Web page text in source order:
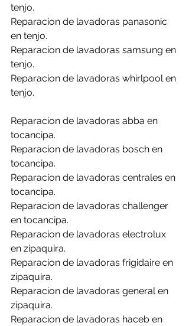
tenjo.
Reparacion de lavadoras panasonic
en tenjo.
Reparacion de lavadoras samsung en
tenjo.
Reparacion de lavadoras whirlpool en
tenjo.
Reparacion de lavadoras abba en
tocancipa.
Reparacion de lavadoras bosch en
tocancipa.
Reparacion de lavadoras centrales en
tocancipa.
Reparacion de lavadoras challenger
en tocancipa.
Reparacion de lavadoras electrolux
en zipaquira.
Reparacion de lavadoras frigidaire en
zipaquira.
Reparacion de lavadoras general en
zipaquira.
Reparacion de lavadoras haceb en